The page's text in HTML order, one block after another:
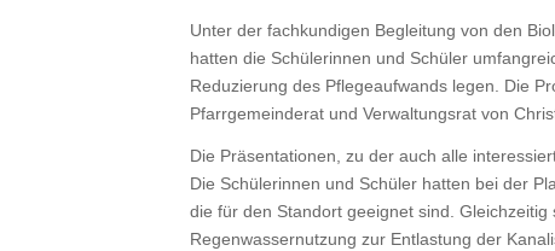
Unter der fachkundigen Begleitung von den
hatten die Schülerinnen und Schüler
Reduzierung des Pflegeaufwands legen. Die
Pfarrgemeinderat und Verwaltungsrat von
Die Präsentationen, zu der auch alle
Die Schülerinnen und Schüler hatten bei der
die für den Standort geeignet sind.
Regenwassernutzung zur Entlastung der